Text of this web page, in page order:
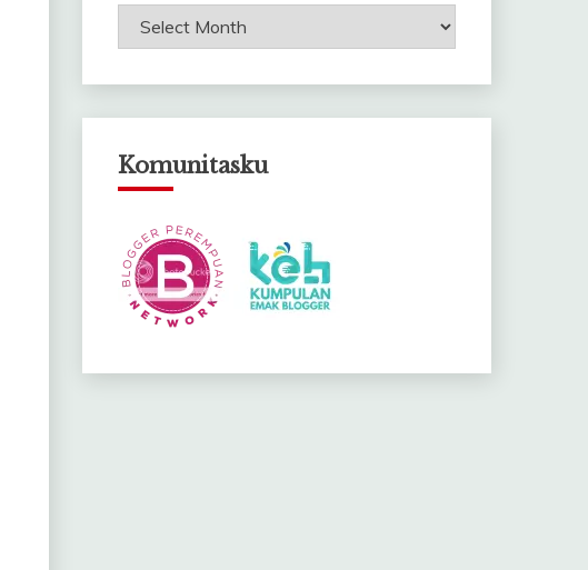
Arsip
Komunitasku